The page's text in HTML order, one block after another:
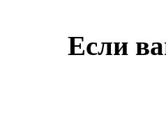
Если